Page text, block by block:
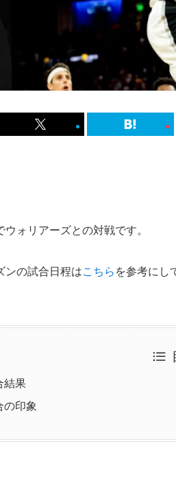
ォリアーズとの対戦です。
ンの試合日程はこちら を参考にし
結果
の印象